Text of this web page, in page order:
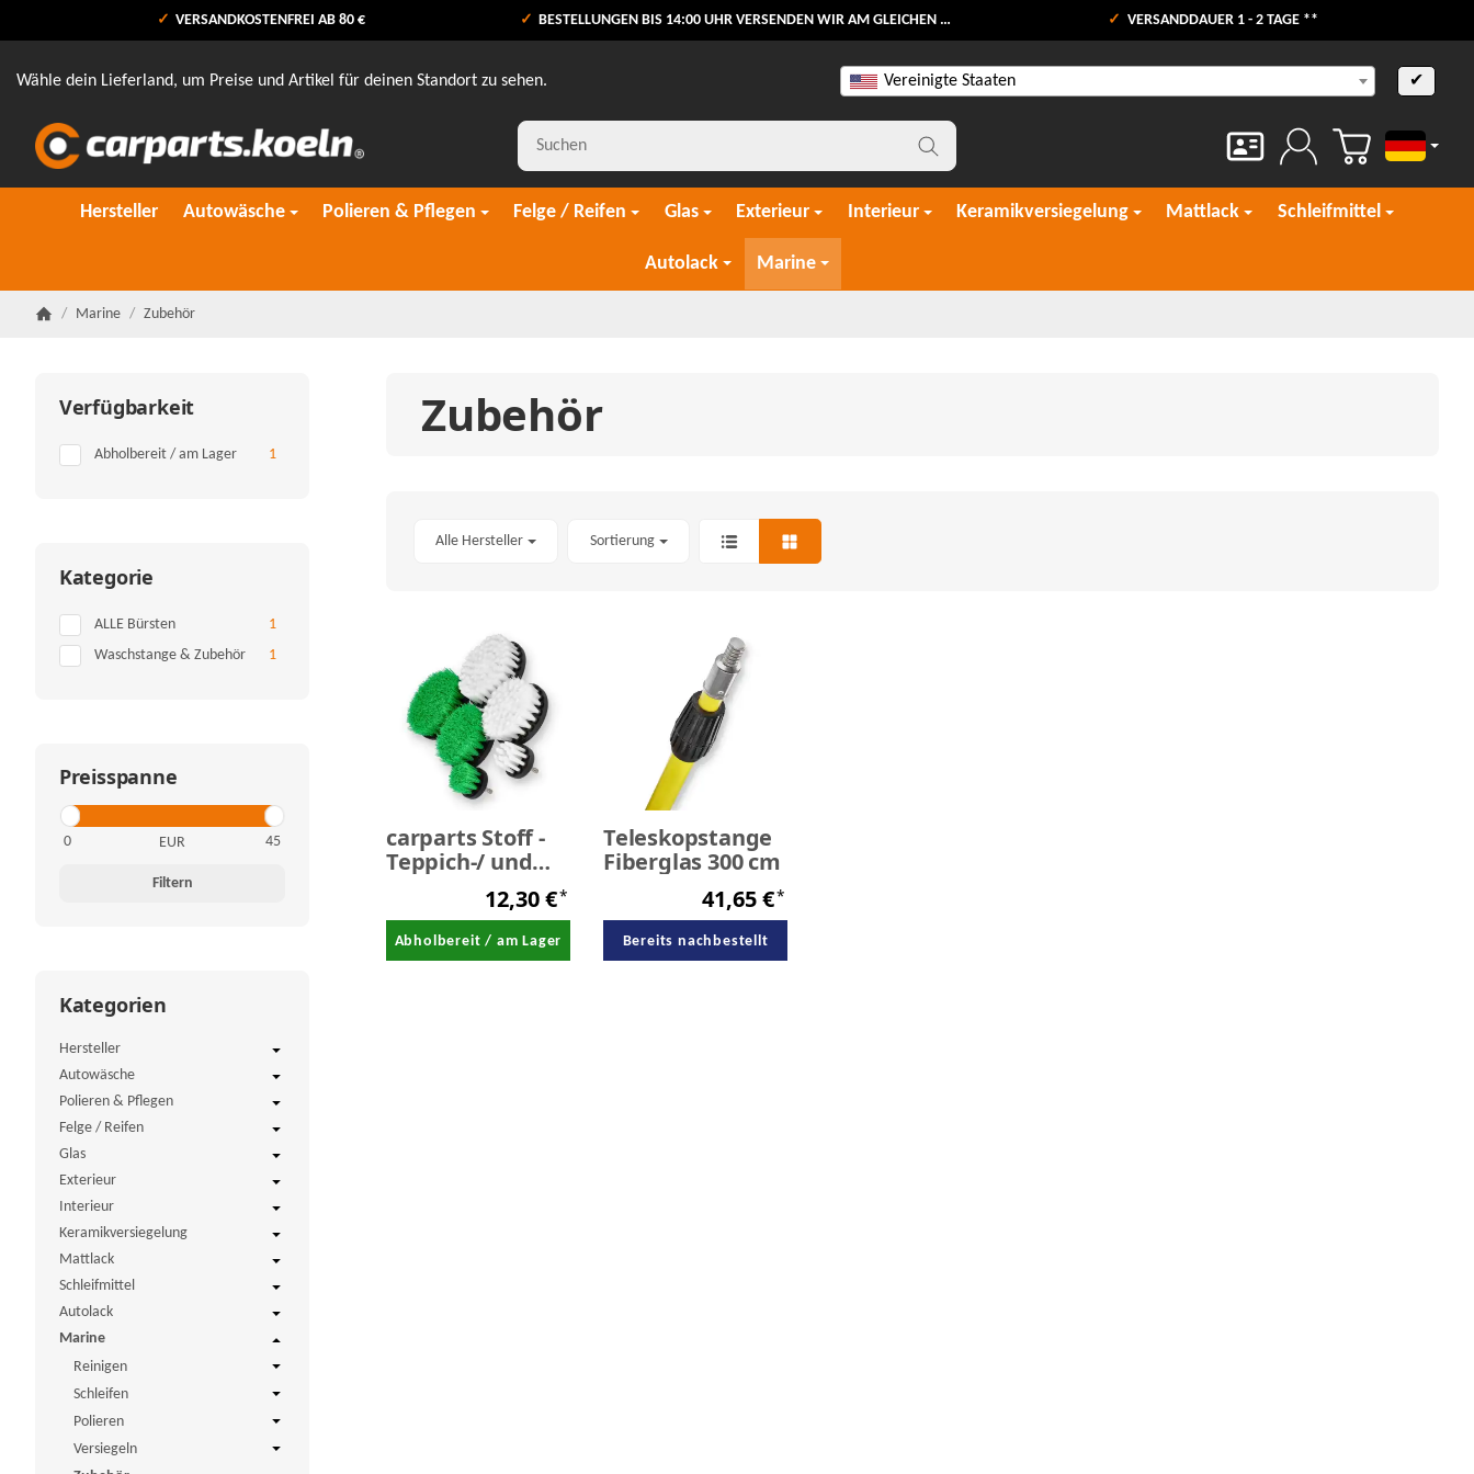
VERSANDKOSTENFREI AB 80 € BESTELLUNGEN BIS 14:00 UHR VERSENDEN WIR AM GLEICHEN WERKTAG VERSANDDAUER 1 - 2 TAGE **
Wähle dein Lieferland, um Preise und Artikel für deinen Standort zu sehen. Vereinigte Staaten ✔
Deutsch
Hersteller Autowäsche Polieren & Pflegen Felge / Reifen Glas Exterieur Interieur Keramikversiegelung Mattlack Schleifmittel
Autolack Marine
/ Marine / Zubehör
Zubehör
Alle Hersteller Sortierung
carparts Stoff -
Teppich-/ und
Polsterbürsten
12,30 €*
Abholbereit / am Lager
Teleskopstange
Fiberglas 300 cm
41,65 €*
Bereits nachbestellt
Verfügbarkeit
Abholbereit / am Lager 1
Kategorie
ALLE Bürsten 1
Waschstange & Zubehör 1
Preisspanne
EUR
Filtern
Kategorien
Hersteller
Autowäsche
Polieren & Pflegen
Felge / Reifen
Glas
Exterieur
Interieur
Keramikversiegelung
Mattlack
Schleifmittel
Autolack
Marine
Reinigen
Schleifen
Polieren
Versiegeln